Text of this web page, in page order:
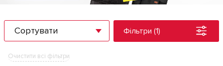
Сортувати Фільтри (1)
Очистити всі фільтри